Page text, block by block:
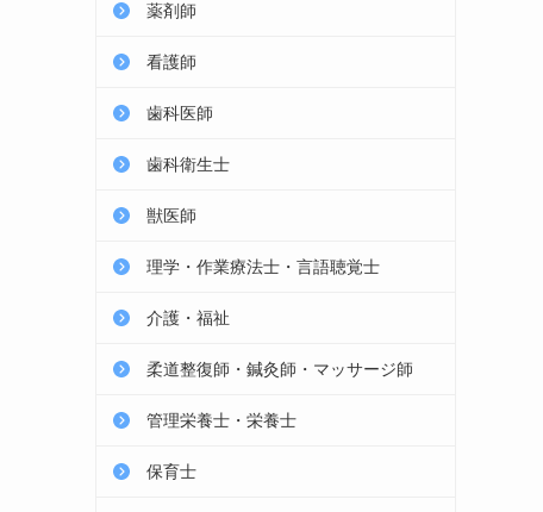
薬剤師
看護師
歯科医師
歯科衛生士
獣医師
理学・作業療法士・言語聴覚士
介護・福祉
柔道整復師・鍼灸師・マッサージ師
管理栄養士・栄養士
保育士